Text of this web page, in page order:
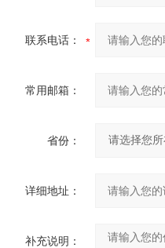
联系电话：
常用邮箱：
省份：
详细地址：
补充说明：